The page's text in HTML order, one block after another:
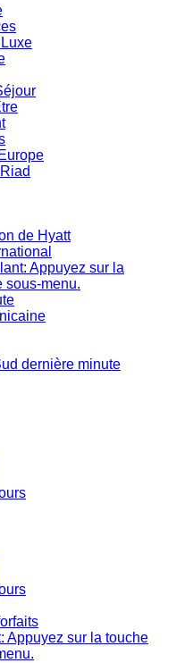
de Hyatt
Appuyez sur la
sous-menu.
dernière minute
Appuyez sur la touche